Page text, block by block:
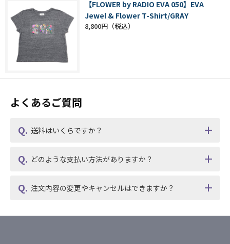
【FLOWER by RADIO EVA 050】EVA
Jewel & Flower T-Shirt/GRAY
8,800円
よくあるご質問
送料はいくらですか？
どのような支払い方法がありますか？
注文内容の変更やキャンセルはできますか？